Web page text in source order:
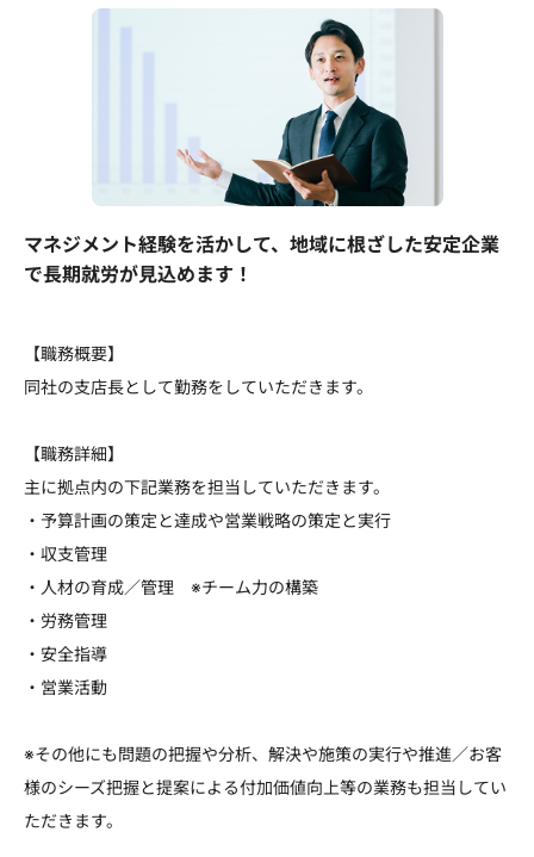
マネジメント経験を活かして、地域に根ざした安定企業
で長期就労が見込めます！
【職務概要】
同社の支店長として勤務をしていただきます。
【職務詳細】
主に拠点内の下記業務を担当していただきます。
・予算計画の策定と達成や営業戦略の策定と実行
・収支管理
・人材の育成／管理 ※チーム力の構築
・労務管理
・安全指導
・営業活動
※その他にも問題の把握や分析、解決や施策の実行や推進／お客
様のシーズ把握と提案による付加価値向上等の業務も担当してい
ただきます。